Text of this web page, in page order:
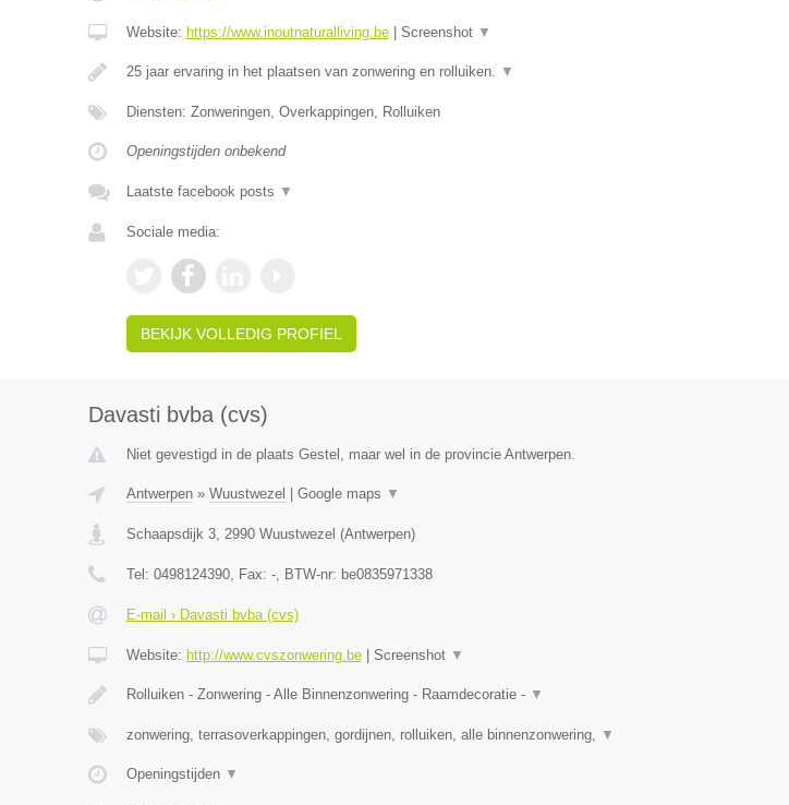
Website: https://www.inoutnaturalliving.be| Screenshot ▼
25 jaar ervaring in het plaatsen van zonwering en rolluiken. ▼
Diensten: Zonweringen, Overkappingen, Rolluiken
Openingstijden onbekend
Laatste facebook posts ▼
Sociale media:
BEKIJK VOLLEDIG PROFIEL
Davasti bvba (cvs)
Niet gevestigd in de plaats Gestel, maar wel in de provincie Antwerpen.
Antwerpen» Wuustwezel Google maps ▼
Schaapsdijk 3, 2990 Wuustwezel (Antwerpen)
Tel: 0498124390, Fax: -, BTW-nr: be0835971338
E-mail › Davasti bvba (cvs)
Website: http://www.cvszonwering.be| Screenshot ▼
Rolluiken - Zonwering - Alle Binnenzonwering - Raamdecoratie - ▼
zonwering, terrasoverkappingen, gordijnen, rolluiken, alle binnenzonwering, ▼
Openingstijden ▼